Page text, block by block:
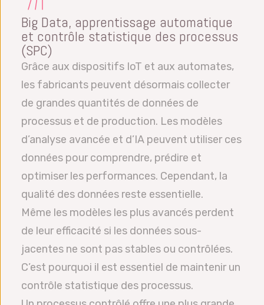
Big Data, apprentissage automatique
et contrôle statistique des processus
(SPC)
Grâce aux dispositifs IoT et aux automates,
les fabricants peuvent désormais collecter
de grandes quantités de données de
processus et de production. Les modèles
d’analyse avancée et d’IA peuvent utiliser ces
données pour comprendre, prédire et
optimiser les performances. Cependant, la
qualité des données reste essentielle.
Même les modèles les plus avancés perdent
de leur efficacité si les données sous-
jacentes ne sont pas stables ou contrôlées.
C’est pourquoi il est essentiel de maintenir un
contrôle statistique des processus.